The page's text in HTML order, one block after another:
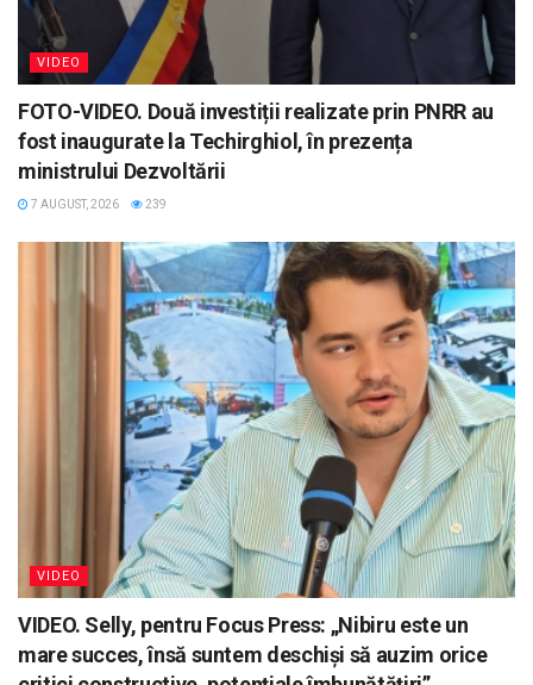
VIDEO
FOTO-VIDEO. Două investiții realizate prin PNRR au
fost inaugurate la Techirghiol, în prezența
ministrului Dezvoltării
7 AUGUST, 2026 239
VIDEO
VIDEO. Selly, pentru Focus Press: „Nibiru este un
mare succes, însă suntem deschiși să auzim orice